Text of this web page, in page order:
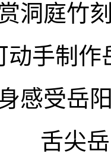
洞庭竹
动手制作
感受岳
舌尖